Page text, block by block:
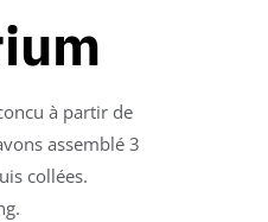
à partir de
assemblé 3
collées.